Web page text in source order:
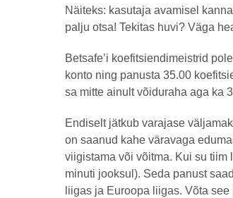
Näiteks: kasutaja avamisel
palju otsa! Tekitas huvi? Väga
Betsafe’i koefitsiendimeistrid
konto ning panusta 35.00
sa mitte ainult võiduraha aga ka
Endiselt jätkub varajase
on saanud kahe väravaga
viigistama või võitma. Kui su tiim
minuti jooksul). Seda panust
liigas ja Euroopa liigas. Võta